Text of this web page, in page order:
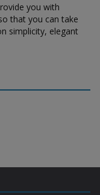
you with
that you can take
simplicity, elegant